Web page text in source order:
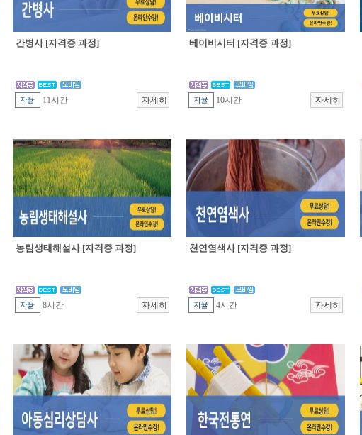
간병사 [자격증 과정]
11시간
베이비시터 [자격증 과정]
10시간
농림생태해설사 [자격증 과정]
8시간
천연염색사 [자격증 과정]
4시간